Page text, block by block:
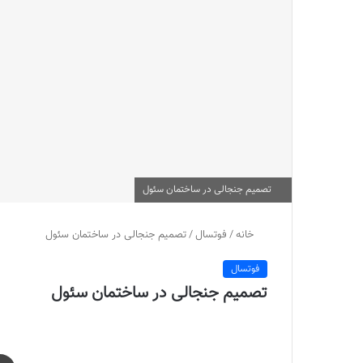
تصمیم جنجالی در ساختمان سئول
خانه/ فوتسال/تصمیم جنجالی در ساختمان سئول
فوتسال
تصمیم جنجالی در ساختمان سئول